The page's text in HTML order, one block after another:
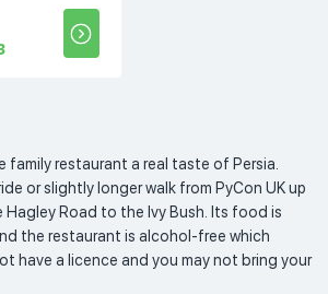
restaurant a real taste of Persia.
or slightly longer walk from PyCon UK up
Road to the Ivy Bush. Its food is
the restaurant is alcohol-free which
have a licence and you may not bring your